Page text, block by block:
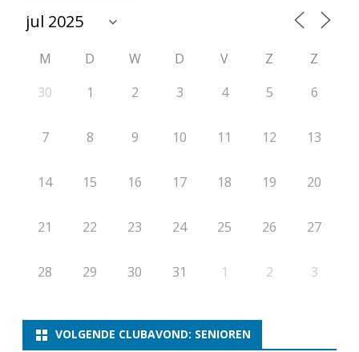
M D W D V Z
Z
30
1 2 3 4 5 6
7 8 9 10 11 12 13
14 15 16 17 18 19 20
21 22 23 24 25 26 27
28 29 30 31 1 2 3
VOLGENDE CLUBAVOND: SENIOREN